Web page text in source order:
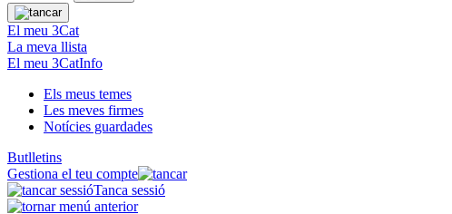
El meu 3Cat
La meva llista
El meu 3CatInfo
Els meus temes
Les meves firmes
Notícies guardades
Butlletins
Gestiona el teu compte
Tanca sessió